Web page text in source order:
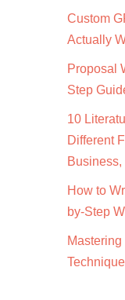
Custom
Actually
Proposal
Step
10
Different
Business,
How to
by-Step